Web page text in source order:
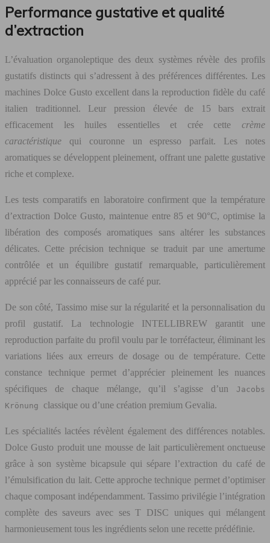
Performance gustative et qualité
d’extraction
L’évaluation organoleptique des deux systèmes révèle des profils
gustatifs distincts qui s’adressent à des préférences différentes. Les
machines Dolce Gusto excellent dans la reproduction fidèle du café
italien traditionnel. Leur pression élevée de 15 bars extrait
efficacement les huiles essentielles et crée cette crème
caractéristique qui couronne un espresso parfait. Les notes
aromatiques se développent pleinement, offrant une palette gustative
riche et complexe.
Les tests comparatifs en laboratoire confirment que la température
d’extraction Dolce Gusto, maintenue entre 85 et 90°C, optimise la
libération des composés aromatiques sans altérer les substances
délicates. Cette précision technique se traduit par une amertume
contrôlée et un équilibre gustatif remarquable, particulièrement
apprécié par les connaisseurs de café pur.
De son côté, Tassimo mise sur la régularité et la personnalisation du
profil gustatif. La technologie INTELLIBREW garantit une
reproduction parfaite du profil voulu par le torréfacteur, éliminant les
variations liées aux erreurs de dosage ou de température. Cette
constance technique permet d’apprécier pleinement les nuances
spécifiques de chaque mélange, qu’il s’agisse d’un
Jacobs
Krönung classique ou d’une création premium Gevalia.
Les spécialités lactées révèlent également des différences notables.
Dolce Gusto produit une mousse de lait particulièrement onctueuse
grâce à son système bicapsule qui sépare l’extraction du café de
l’émulsification du lait. Cette approche technique permet d’optimiser
chaque composant indépendamment. Tassimo privilégie l’intégration
complète des saveurs avec ses T DISC uniques qui mélangent
harmonieusement tous les ingrédients selon une recette prédéfinie.